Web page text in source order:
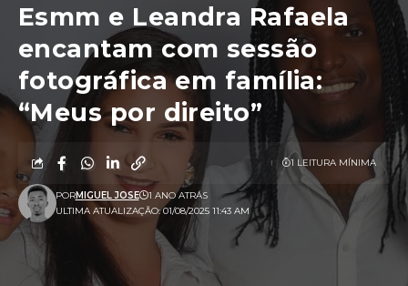
Esmm e Leandra Rafaela
encantam com sessão
fotográfica em família:
“Meus por direito”
ULTIMA ATUALIZAÇÃO: 01/08/2025 11:43 AM
PORMIGUEL JOSE 1 ANO ATRÁS
1 LEITURA MÍNIMA